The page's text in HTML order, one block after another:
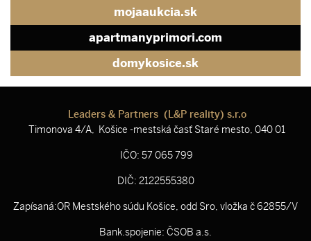
mojaaukcia.sk
apartmanyprimori.com
domykosice.sk
Leaders & Partners (L&P reality) s.r.o
Timonova 4/A, Košice -mestská časť Staré mesto, 040 01
IČO: 57 065 799
DIČ: 2122555380
Zapísaná:OR Mestského súdu Košice, odd Sro, vložka č 62855/V
Bank.spojenie: ČSOB a.s.